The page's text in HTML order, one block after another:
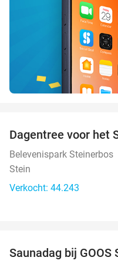
Dagentree voor het
Belevenispark Steinerbos
Stein
Verkocht: 44.243
Saunadag bij GOOS